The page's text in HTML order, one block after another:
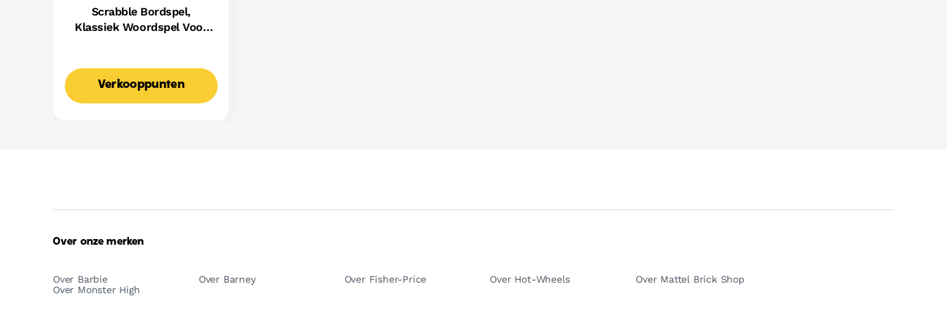
Scrabble Bordspel,
Klassiek Woordspel Voor
Nederlandse Editie
Verkooppunten
Over onze merken
Over Barbie Over Barney Over Fisher-Price Over Hot-Wheels
Over Mattel Brick Shop
Over Monster High